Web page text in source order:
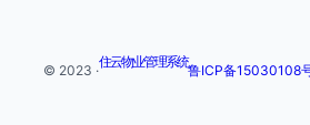
© 2023 ·
住云物业管理系统
鲁ICP备15030108